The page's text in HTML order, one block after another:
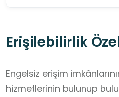
Erişilebilirlik
Engelsiz erişim
hizmetlerinin bulunup